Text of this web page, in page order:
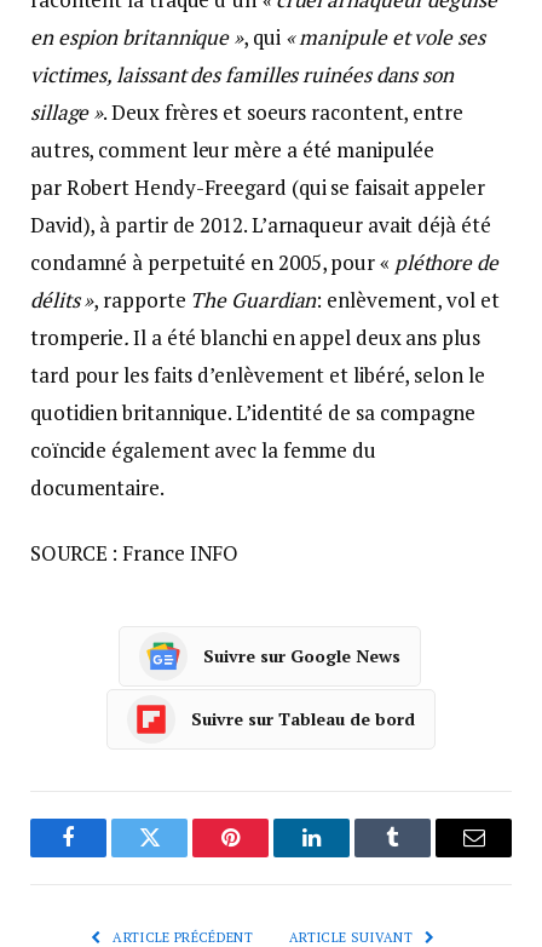
en espion britannique », qui « manipule et vole ses
victimes, laissant des familles ruinées dans son
sillage ». Deux frères et soeurs racontent, entre
autres, comment leur mère a été manipulée
par Robert Hendy-Freegard (qui se faisait appeler
David), à partir de 2012. L’arnaqueur avait déjà été
condamné à perpetuité en 2005, pour « pléthore de
délits », rapporte The Guardian: enlèvement, vol et
tromperie.Il a été blanchi en appel deux ans plus
tard pour les faits d’enlèvement et libéré, selon le
quotidien britannique. L’identité de sa compagne
coïncide également avec la femme du
documentaire.
SOURCE : France INFO
Suivre sur Google News
Suivre sur Tableau de bord
FacebookTwitter Pinterest LinkedInTumblr
ARTICLE PRÉCÉDENT ARTICLE SUIVANT